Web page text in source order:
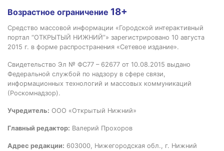
Возрастное ограничение 18+
Средство массовой информации «Городской интерактивный
портал “ОТКРЫТЫЙ НИЖНИЙ”» зарегистрировано 10 августа
2015 г. в форме распространения «Сетевое издание».
Свидетельство Эл № ФС77 – 62677 от 10.08.2015 выдано
Федеральной службой по надзору в сфере связи,
информационных технологий и массовых коммуникаций
(Роскомнадзор).
Учредитель: ООО «Открытый Нижний»
Главный редактор: Валерий Прохоров
Адрес редакции: 603000, Нижегородская обл., г. Нижний